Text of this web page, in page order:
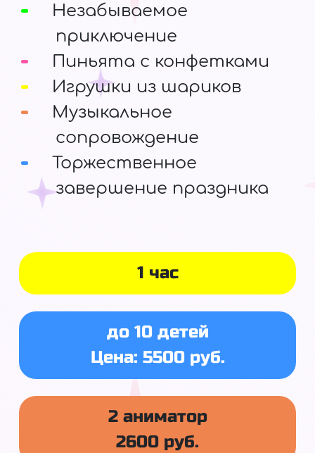
1 час
до 10 детей
Цена: 5500 руб.
2 аниматор
2600 руб.
Незабываемое
приключение
Пиньята с конфетками
Игрушки из шариков
Музыкальное
сопровождение
Торжественное
завершение праздника